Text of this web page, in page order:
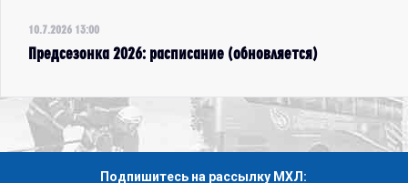
10.7.2026 13:00
Предсезонка 2026: расписание (обновляется)
Подпишитесь на рассылку МХЛ: